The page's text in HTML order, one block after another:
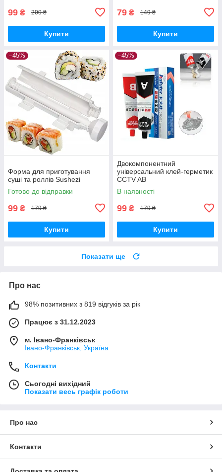
99 ₴ 200 ₴
Купити
79 ₴ 149 ₴
Купити
–45%
Форма для приготування
суші та роллів Sushezi
Готово до відправки
99 ₴ 179 ₴
Купити
–45%
Двокомпонентний
універсальний клей-герметик
CCTV AB
В наявності
99 ₴ 179 ₴
Купити
Показати ще
Про нас
98% позитивних з 819 відгуків за рік
Працює з 31.12.2023
м. Івано-Франківськ
Івано-Франківськ, Україна
Контакти
Сьогодні вихідний
Показати весь графік роботи
Про нас
Контакти